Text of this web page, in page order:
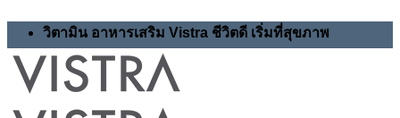
วิตามิน อาหารเสริม Vistra ชีวิตดี เริ่มที่สุขภาพ